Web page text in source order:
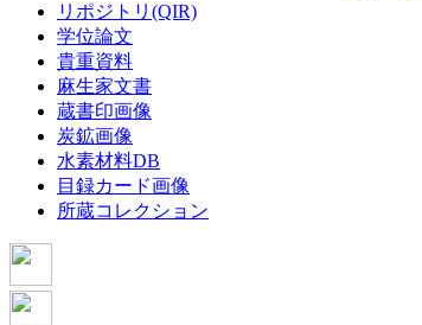
リポジトリ(QIR)
学位論文
貴重資料
麻生家文書
蔵書印画像
炭鉱画像
水素材料DB
目録カード画像
所蔵コレクション